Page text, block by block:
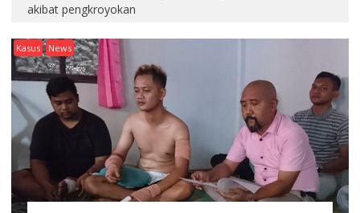
akibat pengkroyokan
Kasus News